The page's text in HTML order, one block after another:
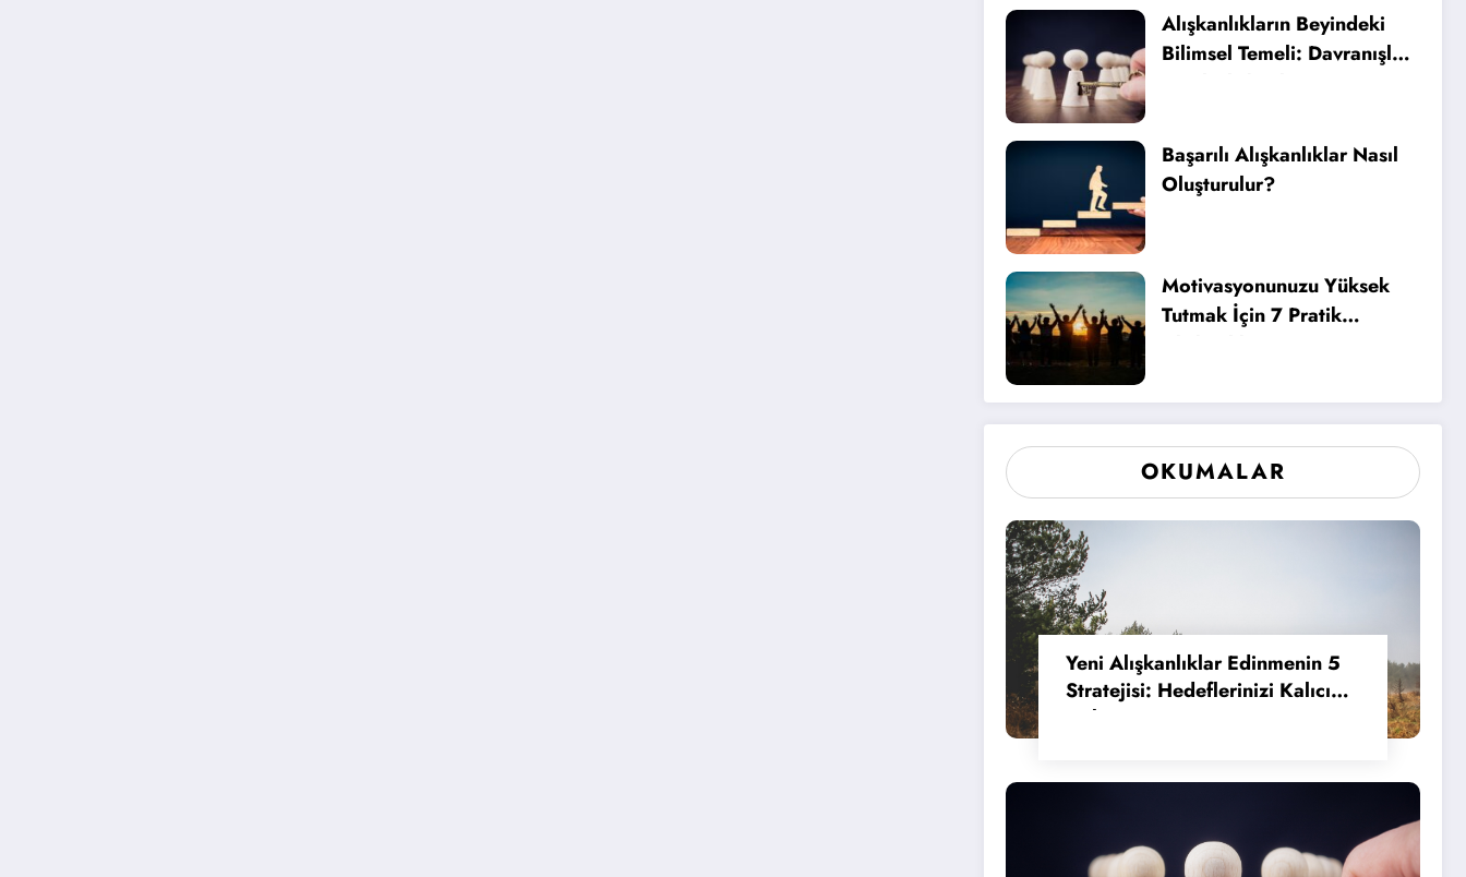
Alışkanlıkların Beyindeki
Bilimsel Temeli: Davranışlar
Başarılı Alışkanlıklar Nasıl
Oluşturulur?
Motivasyonunuzu Yüksek
Tutmak İçin 7 Pratik
OKUMALAR
Yeni Alışkanlıklar Edinmenin 5
Stratejisi: Hedeflerinizi Kalıcı
Hale Getirin